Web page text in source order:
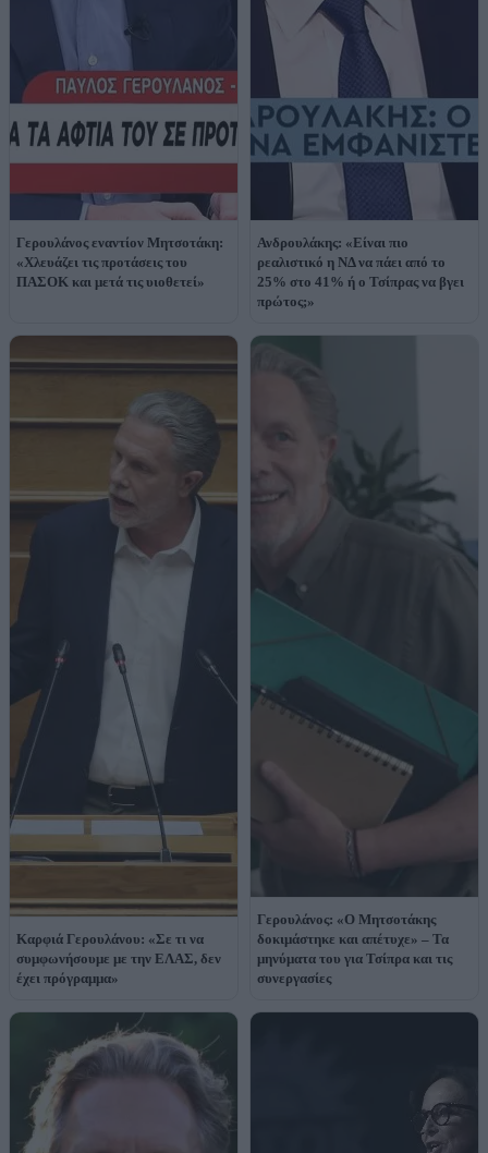
Γερουλάνος εναντίον Μητσοτάκη:
«Χλευάζει τις προτάσεις του
ΠΑΣΟΚ και μετά τις υιοθετεί»
Ανδρουλάκης: «Είναι πιο
ρεαλιστικό η ΝΔ να πάει από το
25% στο 41% ή ο Τσίπρας να βγει
πρώτος;»
Kαρφιά Γερουλάνου: «Σε τι να
συμφωνήσουμε με την ΕΛΑΣ, δεν
έχει πρόγραμμα»
Γερουλάνος: «Ο Μητσοτάκης
δοκιμάστηκε και απέτυχε» – Τα
μηνύματα του για Τσίπρα και τις
συνεργασίες